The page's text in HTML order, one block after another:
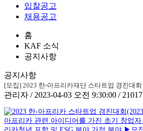
입찰공고
채용공고
홈
KAF 소식
공지사항
공지사항
[모집] 2023 한-아프리카재단 스타트업 경진대회
관리자 / 2023-04-03 오전 9:30:00 / 21017